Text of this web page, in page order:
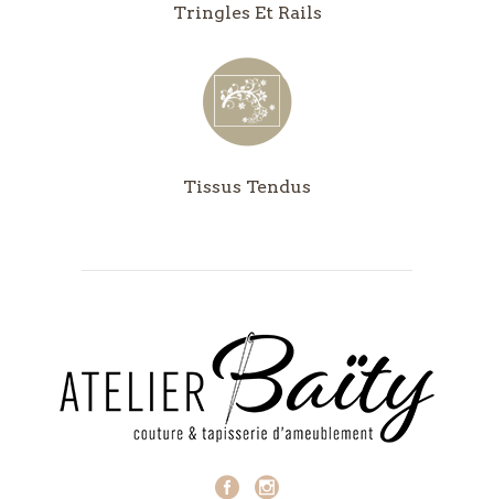
Tringles Et Rails
Tissus Tendus